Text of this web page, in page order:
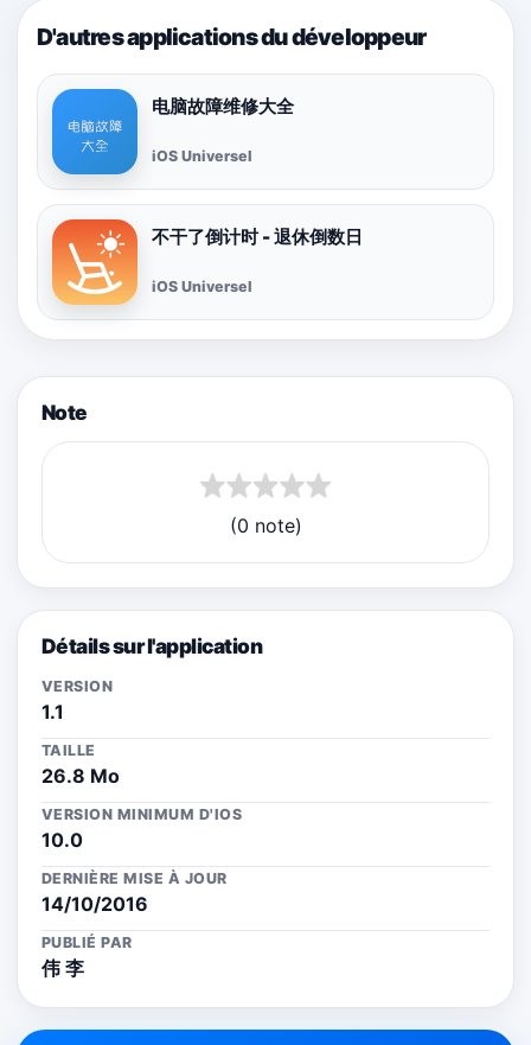
D'autres applications du développeur
电脑故障维修大全
iOS Universel
不干了倒计时 - 退休倒数日
iOS Universel
Note
(0 note)
Détails sur l'application
VERSION
1.1
TAILLE
26.8 Mo
VERSION MINIMUM D'IOS
10.0
DERNIÈRE MISE À JOUR
14/10/2016
PUBLIÉ PAR
伟 李